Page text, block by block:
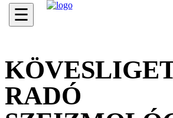
☰
RADÓ